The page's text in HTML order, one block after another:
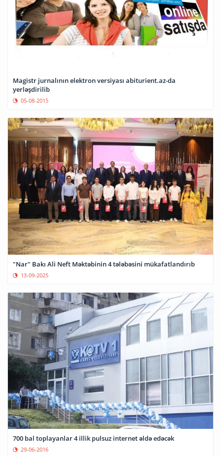
Magistr jurnalının elektron versiyası abiturient.az-da
yerləşdirilib
05-08-2015
"Nar" Bakı Ali Neft Məktəbinin 4 tələbəsini mükafatlandırıb
13-09-2025
700 bal toplayanlar 4 illik pulsuz internet əldə edəcək
29-06-2016